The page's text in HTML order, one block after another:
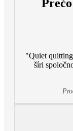
"Quiet
šíri